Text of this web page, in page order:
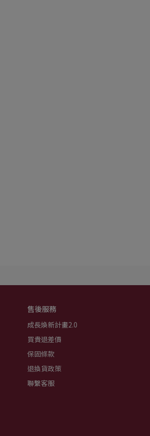
售後服務
成長煥新計畫2.0
買貴退差價
保固條款
退換貨政策
聯繫客服